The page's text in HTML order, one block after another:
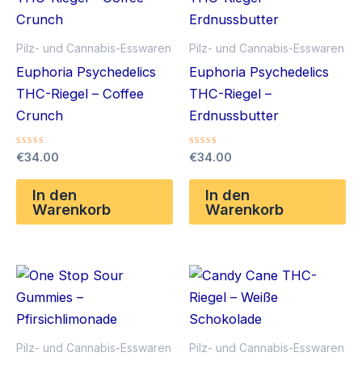
Pilz- und Cannabis-Esswaren
Euphoria Psychedelics
THC-Riegel – Coffee
Crunch
Bewertet
0
von
€34.00
In den
Warenkorb
Pilz- und Cannabis-Esswaren
Euphoria Psychedelics
THC-Riegel –
Erdnussbutter
Bewertet
0
von
€34.00
In den
Warenkorb
Pilz- und Cannabis-Esswaren Pilz- und Cannabis-Esswaren